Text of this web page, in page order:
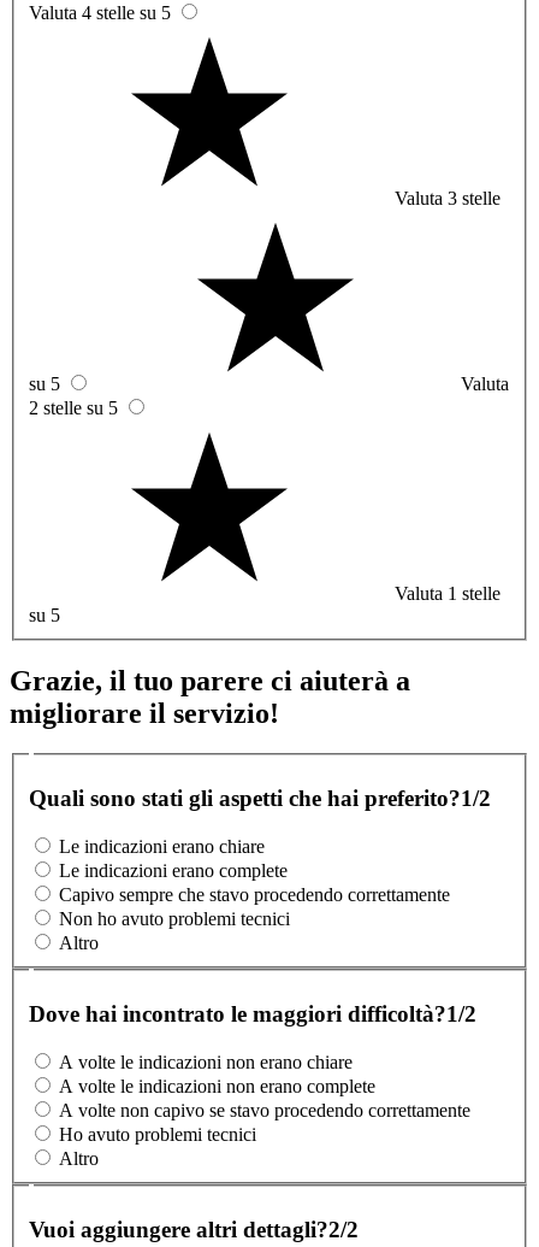
Valuta 4 stelle su 5
Valuta 3 stelle
su 5
Valuta
2 stelle su 5
Valuta 1 stelle
su 5
Grazie, il tuo parere ci aiuterà a
migliorare il servizio!
Quali sono stati gli aspetti che hai preferito?1/2
Le indicazioni erano chiare
Le indicazioni erano complete
Capivo sempre che stavo procedendo correttamente
Non ho avuto problemi tecnici
Altro
Dove hai incontrato le maggiori difficoltà?1/2
A volte le indicazioni non erano chiare
A volte le indicazioni non erano complete
A volte non capivo se stavo procedendo correttamente
Ho avuto problemi tecnici
Altro
Vuoi aggiungere altri dettagli?2/2